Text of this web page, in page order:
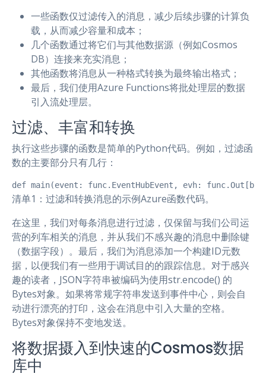
一些函数仅过滤传入的消息，减少后续步骤的计算负
载，从而减少容量和成本；
几个函数通过将它们与其他数据源（例如Cosmos
DB）连接来充实消息；
其他函数将消息从一种格式转换为最终输出格式；
最后，我们使用Azure Functions将批处理层的数据
引入流处理层。
过滤、丰富和转换
执行这些步骤的函数是简单的Python代码。例如，过滤函
数的主要部分只有几行：
def main(event: func.EventHubEvent, evh:
清单1：过滤和转换消息的示例Azure函数代码。
在这里，我们对每条消息进行过滤，仅保留与我们公司运
营的列车相关的消息，并从我们不感兴趣的消息中删除键
（数据字段）。最后，我们为消息添加一个构建ID元数
据，以便我们有一些用于调试目的的跟踪信息。对于感兴
趣的读者，JSON字符串被编码为使用str.encode() 的
Bytes对象。如果将常规字符串发送到事件中心，则会自
动进行漂亮的打印，这会在消息中引入大量的空格。
Bytes对象保持不变地发送。
将数据摄入到快速的Cosmos数据
库中